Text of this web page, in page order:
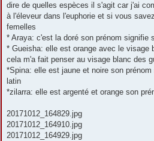
a
g
dire de quelles espèces il s'agit car j'ai
à l'éleveur dans l'euphorie et si vous
femelles
* Araya: c'est la doré son prénom signifie
* Gueisha: elle est orange avec le visage
cela m'a fait penser au visage blanc des
*Spina: elle est jaune et noire son
latin
*zilarra: elle est argenté et orange son
20171012_164829.jpg
20171012_164910.jpg
20171012_164929.jpg